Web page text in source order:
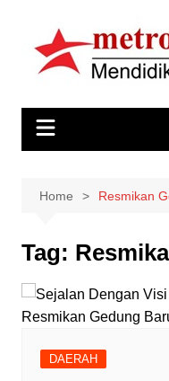
content
Home Resmikan
Tag:
DAERAH